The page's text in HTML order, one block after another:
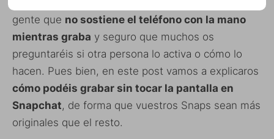
gente que no sostiene el teléfono con la mano
mientras graba y seguro que muchos os
preguntaréis si otra persona lo activa o cómo lo
hacen. Pues bien, en este post vamos a explicaros
cómo podéis grabar sin tocar la pantalla en
Snapchat, de forma que vuestros Snaps sean más
originales que el resto.